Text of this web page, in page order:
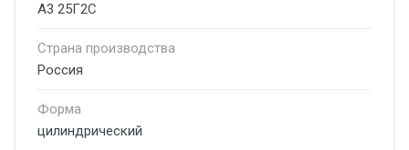
А3 25Г2С
Страна производства
Россия
Форма
цилиндрический